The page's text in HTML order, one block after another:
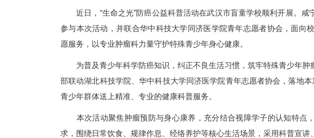
2026年05月28日 10:22 来源：中新网湖北
近日，“生命之光”防癌公益科普活动在武汉市盲童
参与本次活动，并联合华中科技大学同济医学院青年
愿服务，以专业肿瘤科力量守护特殊青少年身心健康。
为普及青少年科学防癌知识，纠正不良生活习惯，